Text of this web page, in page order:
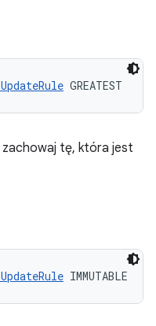
GREATEST
zachowaj tę, która jest
IMMUTABLE